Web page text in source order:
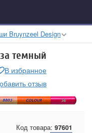
Bruynzeel Design
темный
В избранное
отзыв
Код товара: 97601